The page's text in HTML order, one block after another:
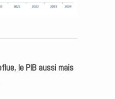
le PIB aussi mais